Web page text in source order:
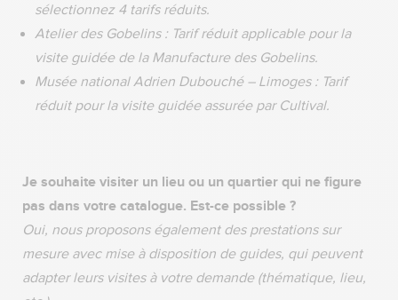
sélectionnez 4 tarifs réduits.
Atelier des Gobelins : Tarif réduit applicable pour la
visite guidée de la Manufacture des Gobelins.
Musée national Adrien Dubouché – Limoges : Tarif
réduit pour la visite guidée assurée par Cultival.
Je souhaite visiter un lieu ou un quartier qui ne figure
pas dans votre catalogue. Est-ce possible ?
Oui, nous proposons également des prestations sur
mesure avec mise à disposition de guides, qui peuvent
adapter leurs visites à votre demande (thématique, lieu,